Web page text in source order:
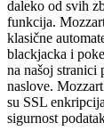
daleko od svih
funkcija.
klasične
blackjacka i
na našoj stranici
naslove.
su SSL
sigurnost